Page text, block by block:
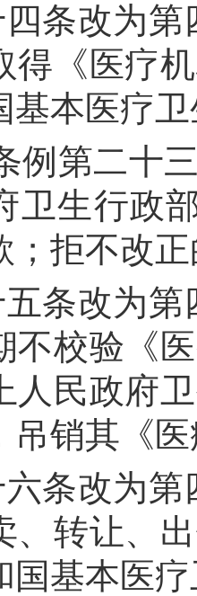
条改为
得《医疗
基本医疗
例第二十
卫生行政
；拒不改
条改为
不校验《
人民政府
吊销其《
条改为
、转让、
国基本医